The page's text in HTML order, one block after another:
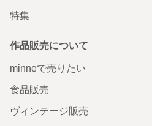
特集
作品販売について
minneで売りたい
食品販売
ヴィンテージ販売